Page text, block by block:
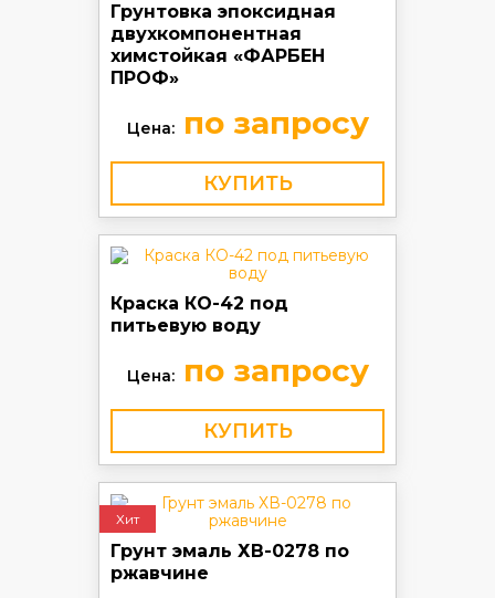
Грунтовка эпоксидная
двухкомпонентная
химстойкая «ФАРБЕН
ПРОФ»
Цена:по запросу
КУПИТЬ
Краска КО-42 под
питьевую воду
Цена:по запросу
КУПИТЬ
Хит
Грунт эмаль ХВ-0278 по
ржавчине